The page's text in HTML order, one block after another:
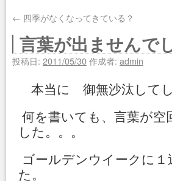
← 四季がなくなってきている？
言葉が出ません
投稿日: 2011/05/30作成者: admin
本当に 御無沙汰してし
何を書いても、言葉が
した。。。
ゴールデンウイークに
た。